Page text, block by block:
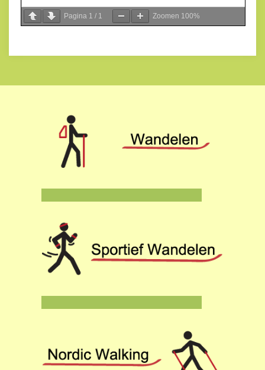
Pagina 1 / 1 Zoomen 100%